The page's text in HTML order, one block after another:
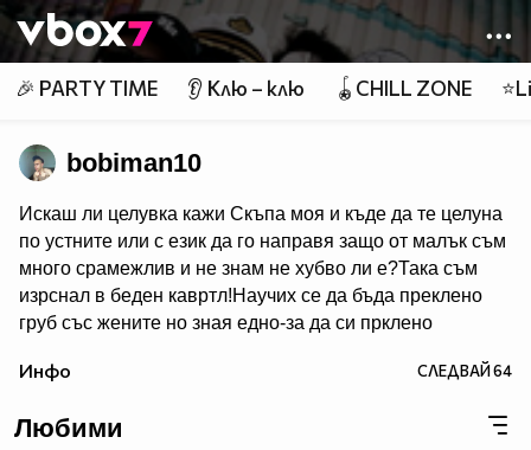
Member of
👾
🎉 PARTY TIME 👂 Клю – клю 🪀CHILL ZONE
bobiman10
Искаш ли целувка кажи Скъпа моя и къде да те целуна
по устните или с език да го направя защо от малък съм
много срaмeжлив и не знам не хубво ли e?Така съм
изрснал в беден кавртл!Научих се да бъда преклено
груб със жените но зная едно-за да си прклено
Боби_Табелката по прякор bobiman10 ;)
Инфо СЛЕДВАЙ64
Любими